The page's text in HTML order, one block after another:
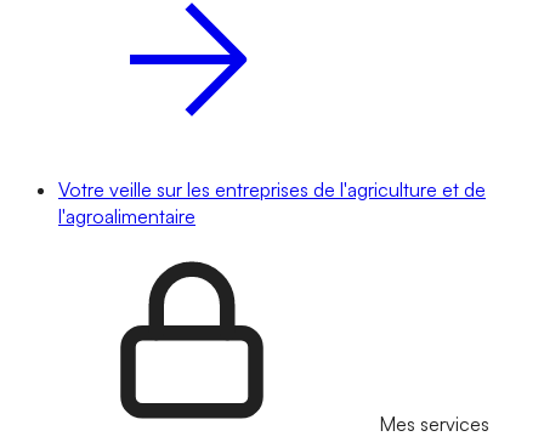
Votre veille sur les entreprises de l'agriculture et de
l'agroalimentaire
Mes services